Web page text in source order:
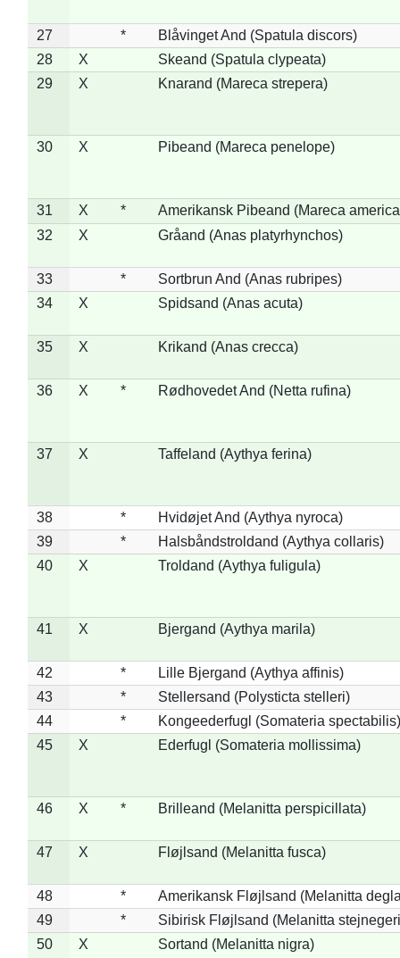
27 *
Blåvinget And (Spatula discors)
28
X
Skeand (Spatula clypeata)
29
X Knarand (Mareca strepera)
30 X Pibeand (Mareca penelope)
31 X *
Amerikansk Pibeand (Mareca
32
X Gråand (Anas platyrhynchos)
33 *
Sortbrun And (Anas rubripes)
34
X Spidsand (Anas acuta)
35 X Krikand (Anas crecca)
36 X * Rødhovedet And (Netta rufina)
37 X Taffeland (Aythya ferina)
38 *
Hvidøjet And (Aythya nyroca)
39
*
Halsbåndstroldand (Aythya collaris)
40
X Troldand (Aythya fuligula)
41 X Bjergand (Aythya marila)
42 *
Lille Bjergand (Aythya affinis)
43
*
Stellersand (Polysticta stelleri)
44
*
Kongeederfugl (Somateria spectabilis)
45
X Ederfugl (Somateria mollissima)
46 X * Brilleand (Melanitta perspicillata)
47 X Fløjlsand (Melanitta fusca)
48 *
Amerikansk Fløjlsand (Melanitta
49
*
Sibirisk Fløjlsand (Melanitta
50
X Sortand (Melanitta nigra)